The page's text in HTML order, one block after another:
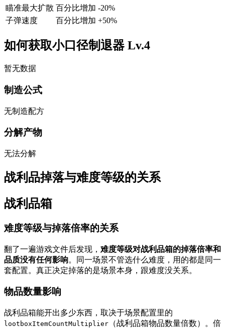
瞄准最大扩散 百分比增加 -20%
子弹速度
百分比增加 +50%
如何获取小口径制退器 Lv.4
暂无数据
制造公式
无制造配方
分解产物
无法分解
战利品掉落与难度等级的关系
战利品箱
难度等级与掉落倍率的关系
翻了一遍游戏文件后发现， 难度等级对战利品箱的掉落倍率和
品质没有任何影响。同一场景不管选什么难度，用的都是同一
套配置。真正决定掉落的是场景本身，跟难度没关系。
物品数量影响
战利品箱能开出多少东西，取决于场景配置里的
lootboxItemCountMultiplier （战利品箱物品数量倍数）。倍